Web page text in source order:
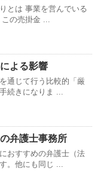
とは 事業を営んでいる
の売掛金 ...
よる影響
通じて行う比較的「厳
続きになりま ...
弁護士事務所
おすすめの弁護士（法
。他にも同じ ...